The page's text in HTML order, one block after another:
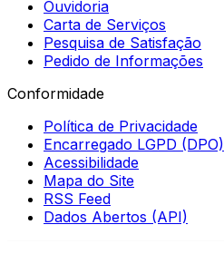
Ouvidoria
Carta de Serviços
Pesquisa de Satisfação
Pedido de Informações
Conformidade
Política de Privacidade
Encarregado LGPD (DPO)
Acessibilidade
Mapa do Site
RSS Feed
Dados Abertos (API)